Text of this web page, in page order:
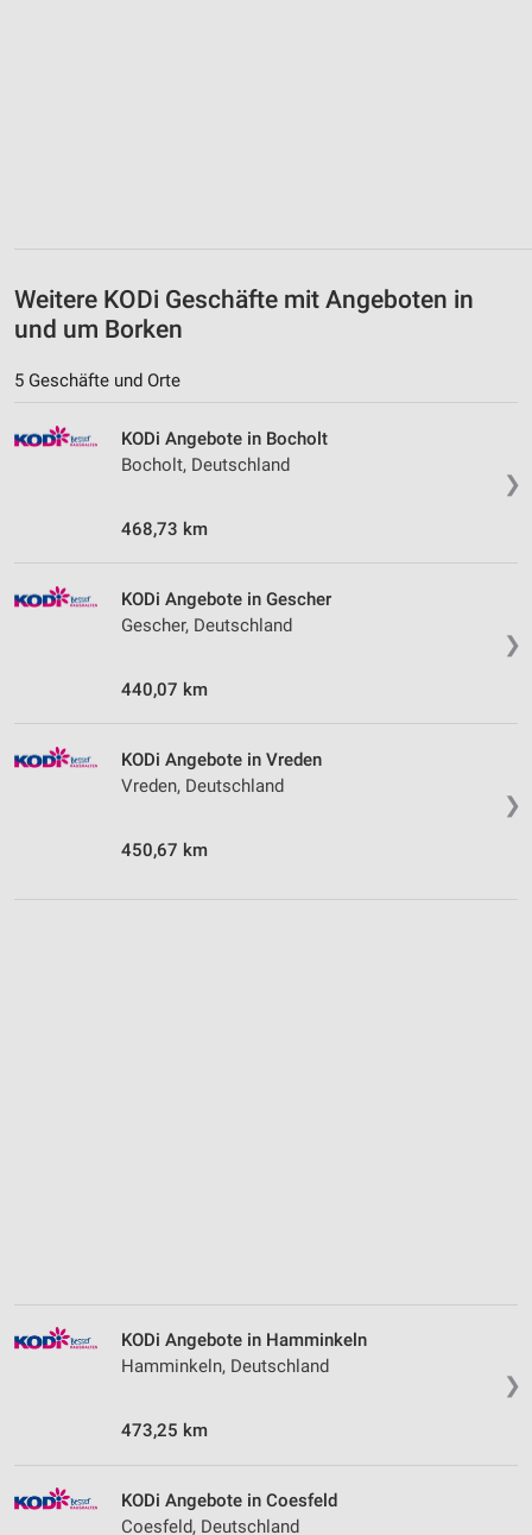
Weitere KODi Geschäfte mit Angeboten in
und um Borken
5 Geschäfte und Orte
❯
KODi Angebote in Bocholt
Bocholt, Deutschland
468,73 km
❯
KODi Angebote in Gescher
Gescher, Deutschland
440,07 km
❯
KODi Angebote in Vreden
Vreden, Deutschland
450,67 km
❯
KODi Angebote in Hamminkeln
Hamminkeln, Deutschland
473,25 km
KODi Angebote in Coesfeld
Coesfeld, Deutschland